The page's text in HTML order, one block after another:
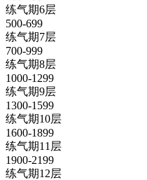
练气期6层
500-699
练气期7层
700-999
练气期8层
1000-1299
练气期9层
1300-1599
练气期10层
1600-1899
练气期11层
1900-2199
练气期12层